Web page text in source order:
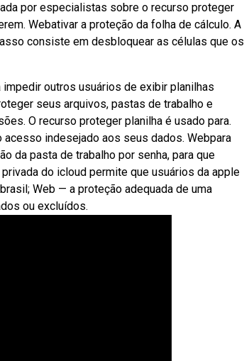
por especialistas sobre o recurso proteger
Webativar a proteção da folha de cálculo. A
consiste em desbloquear as células que os
outros usuários de exibir planilhas
seus arquivos, pastas de trabalho e
O recurso proteger planilha é usado para.
indesejado aos seus dados. Webpara
da pasta de trabalho por senha, para que
do icloud permite que usuários da apple
Web — a proteção adequada de uma
ou excluídos.